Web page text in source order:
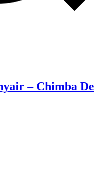
– Chimba De